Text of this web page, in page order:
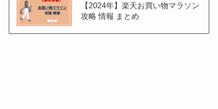
【2024年】楽天お買い物マラソン
攻略 情報 まとめ